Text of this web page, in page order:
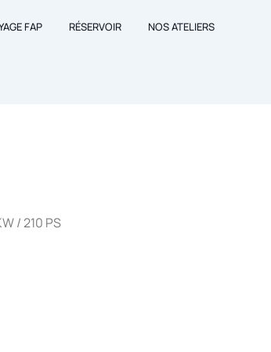
FAP RÉSERVOIR NOS ATELIERS
/ 210 PS